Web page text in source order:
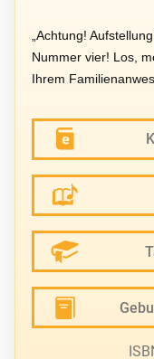
„Achtung!
Nummer vier! Los,
Ihrem